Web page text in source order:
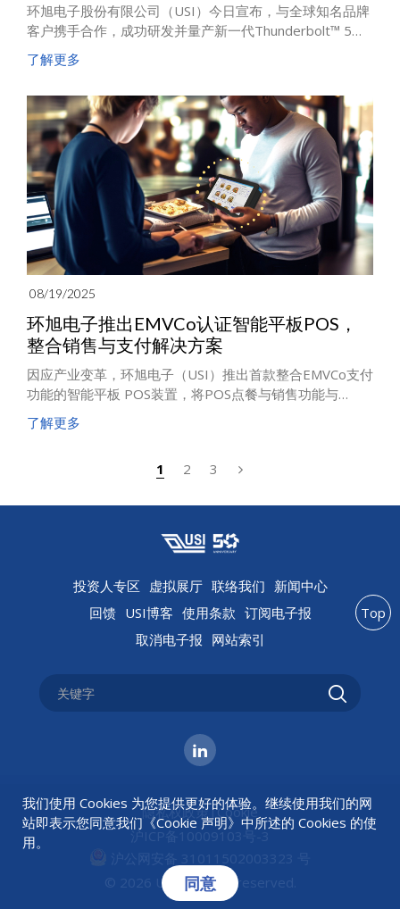
环旭电子股份有限公司（USI）今日宣布，与全球知名品牌
客户携手合作，成功研发并量产新一代Thunderbolt™ 5智
能型扩充基座（Smart Dock），体现环旭电子对创新与永
续的承诺，并透过与全球科技领导品牌的紧密协作，强化
了解更多
08/19/2025
环旭电子推出EMVCo认证智能平板POS，
整合销售与支付解决方案
因应产业变革，环旭电子（USI）推出首款整合EMVCo支付
功能的智能平板 POS装置，将POS点餐与销售功能与
EMVCo认证的安全支付技术深度融合，为零售业者提供更
具弹性的硬件投资方案，同时提升消费者的交易体验，满
了解更多
1 2 3
投资人专区 虚拟展厅 联络我们 新闻中心
回馈 USI博客 使用条款 订阅电子报
取消电子报 网站索引
隐私权政策 |Cookie
沪ICP备10009103号-3
沪公网安备 31011502003323 号
© 2026 USI All rights reserved.
Top
我们使用 Cookies 为您提供更好的体验。继续使用我们的网
站即表示您同意我们《Cookie 声明》中所述的 Cookies 的使
用。
同意